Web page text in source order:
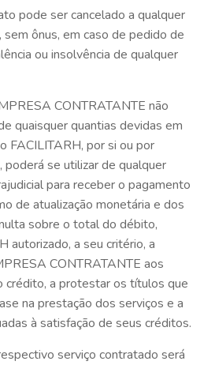
pode ser cancelado a qualquer
ônus, em caso de pedido de
ou insolvência de qualquer
CONTRATANTE não
quaisquer quantias devidas em
FACILITARH, por si ou por
se utilizar de qualquer
para receber o pagamento
de atualização monetária e dos
sobre o total do débito,
autorizado, a seu critério, a
CONTRATANTE aos
crédito, a protestar os títulos que
na prestação dos serviços e a
à satisfação de seus créditos.
serviço contratado será